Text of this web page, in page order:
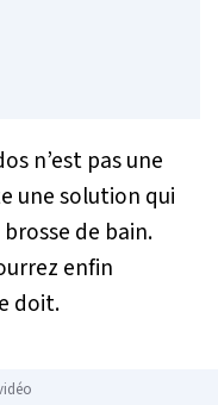
n’est pas une
une solution qui
de bain.
enfin
doit.